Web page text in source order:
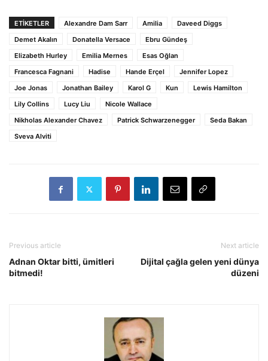
ETİKETLER Alexandre Dam Sarr Amilia
Daveed Diggs
Demet Akalın
Donatella Versace
Ebru Gündeş
Elizabeth Hurley
Emilia Mernes
Esas Oğlan
Francesca Fagnani
Hadise Hande Erçel
Jennifer Lopez
Joe Jonas
Jonathan Bailey Karol G Kun
Lewis Hamilton
Lily Collins
Lucy Liu
Nicole Wallace
Nikholas Alexander Chavez
Patrick Schwarzenegger
Seda Bakan
Sveva Alviti
Previous article
Adnan Oktar bitti, ümitleri
bitmedi!
Next article
Dijital çağla gelen yeni dünya
düzeni